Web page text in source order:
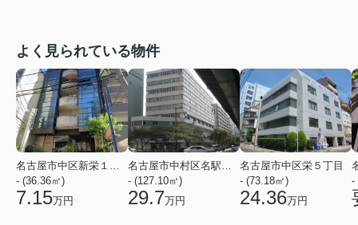
よく見られている物件
- (36.36㎡)
7.15万円
- (127.10㎡)
29.7万円
名古屋市中区栄５丁目
- (73.18㎡)
24.36万円
-